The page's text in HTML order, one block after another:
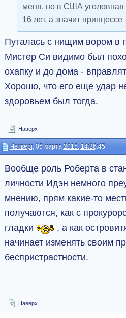
меня, но в США уголовная
16 лет, а значит принцессе
Путалась с нищим вором в
Мистер Си видимо был
охапку и до дома -
Хорошо, что его еще удар
здоровьем был тогда.
Наверх
Четверг, 05 марта 2015, 14:36:45
Вообще роль Роберта в
личности Идэн немного
мнению, прям какие-то
получаются, как с
гладки
, а как
начинает изменять своим
беспристрастности.
Наверх